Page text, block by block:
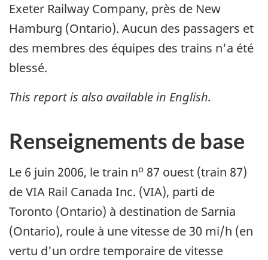
Exeter Railway Company, près de New
Hamburg (Ontario). Aucun des passagers et
des membres des équipes des trains n'a été
blessé.
This report is also available in English.
Renseignements de base
Le 6 juin 2006, le train no 87 ouest (train 87)
de VIA Rail Canada Inc. (VIA), parti de
Toronto (Ontario) à destination de Sarnia
(Ontario), roule à une vitesse de 30 mi/h (en
vertu d'un ordre temporaire de vitesse